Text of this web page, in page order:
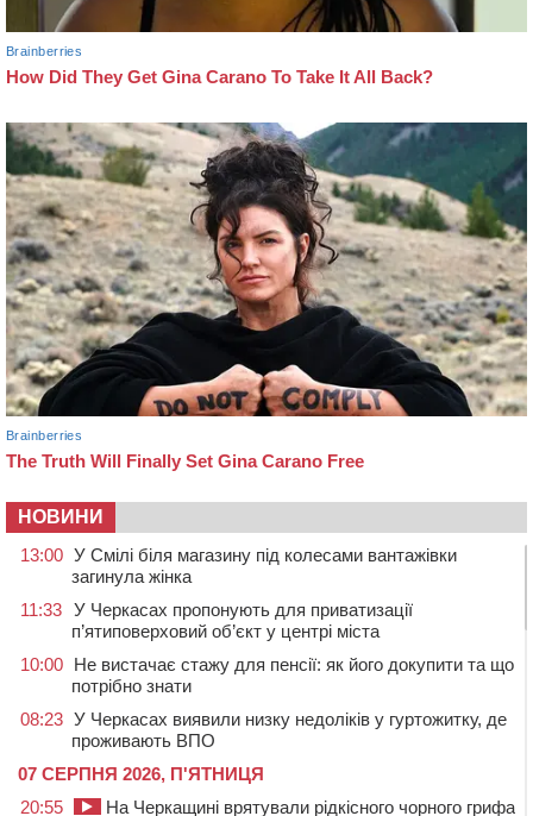
НОВИНИ
13:00 У Смілі біля магазину під колесами вантажівки
загинула жінка
11:33 У Черкасах пропонують для приватизації
п’ятиповерховий об’єкт у центрі міста
10:00 Не вистачає стажу для пенсії: як його докупити та що
потрібно знати
08:23 У Черкасах виявили низку недоліків у гуртожитку, де
проживають ВПО
07 СЕРПНЯ 2026, П'ЯТНИЦЯ
20:55
На Черкащині врятували рідкісного чорного грифа